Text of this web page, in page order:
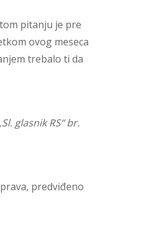
pitanju je pre
ovog meseca
trebalo ti da
glasnik RS“ br.
predviđeno